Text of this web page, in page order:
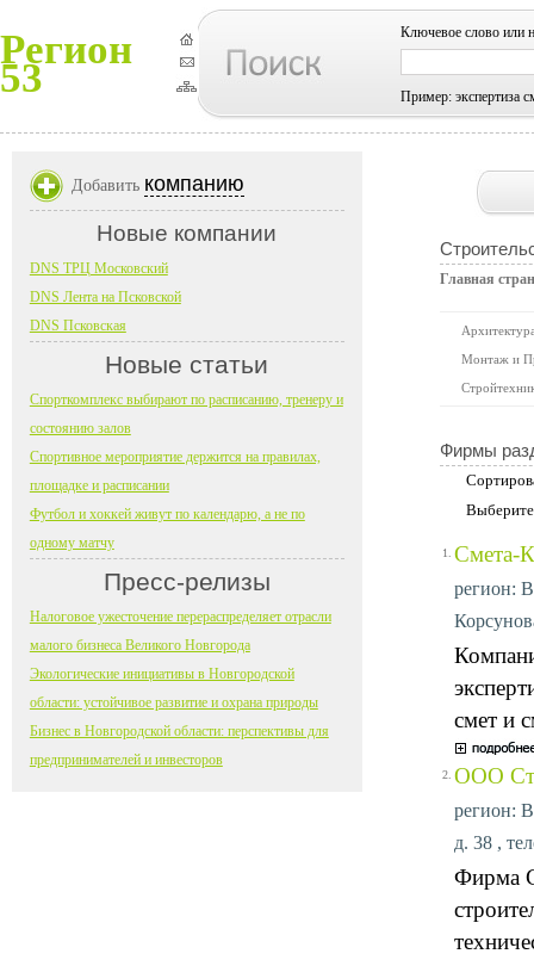
Регион
53
Ключевое слово или
Пример: экспертиза
Главная
Монтаж и
Фирмы
1. Смета-
регион:
смет и
2. ООО
регион:
д. 38 ,
Фирма
Добавить компанию
Новые компании
DNS ТРЦ Московский
DNS Лента на Псковской
DNS Псковская
Новые статьи
Спорткомплекс выбирают по расписанию, тренеру и
состоянию залов
Спортивное мероприятие держится на правилах,
площадке и расписании
Футбол и хоккей живут по календарю, а не по
одному матчу
Пресс-релизы
Налоговое ужесточение перераспределяет отрасли
малого бизнеса Великого Новгорода
Экологические инициативы в Новгородской
области: устойчивое развитие и охрана природы
Бизнес в Новгородской области: перспективы для
предпринимателей и инвесторов